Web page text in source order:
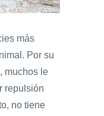
más
Por su
muchos le
repulsión
no tiene